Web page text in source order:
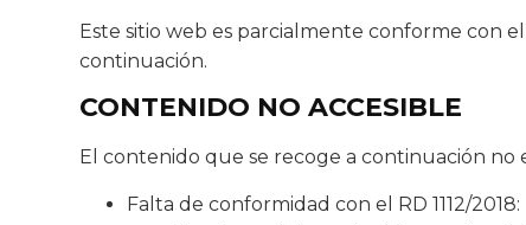
Este sitio web es parcialmente conforme con
continuación.
CONTENIDO NO ACCESIBLE
El contenido que se recoge a continuación no
Falta de conformidad con el RD 1112/2018: